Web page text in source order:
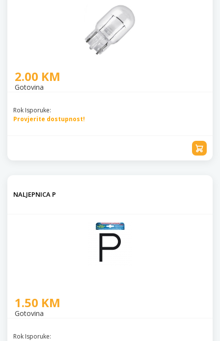
2.00 KM
Gotovina
Rok Isporuke:
Provjerite dostupnost!
NALJEPNICA P
1.50 KM
Gotovina
Rok Isporuke: